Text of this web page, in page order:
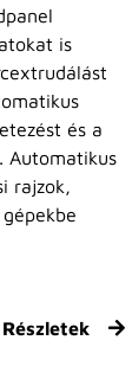
is
és a
Automatikus
rajzok,
Részletek